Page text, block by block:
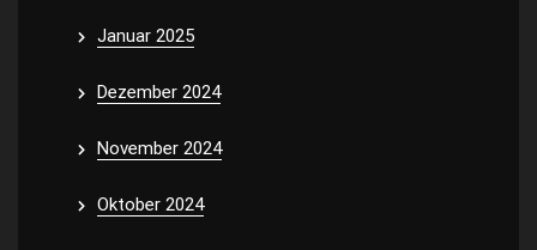
Januar 2025
Dezember 2024
November 2024
Oktober 2024